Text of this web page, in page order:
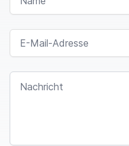
E-MAIL-ADRESSE
NACHRICHT